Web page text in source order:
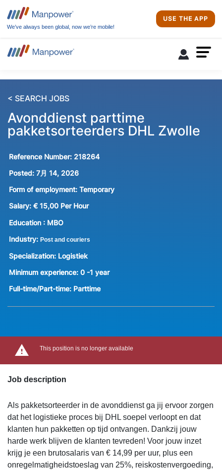
We’ve always been global, now we’re mobile!
USE THE APP
< SEARCH JOBS
Avonddienst parttime
pakketsorteerders DHL Zwolle
Reference Number: 218264
Posted: 7月 14, 2026
Form of employment: Temporary
Salary: € 15,00 Per Hour
Education : MBO
Industry: Post and couriers
Specialization: Logistiek
Minimum experience: 0 -1 year
Full-time/Part-time: Parttime
This position is no longer available
Job description
Als pakketsorteerder in de avonddienst ga jij ervoor zorgen
dat het logistieke proces bij DHL soepel verloopt en dat
klanten hun pakketten op tijd ontvangen. Dankzij jouw
harde werk blijven de klanten tevreden! Voor jouw inzet
krijg je een brutosalaris van € 14,99 per uur, plus een
onregelmatigheidstoeslag van 25%, reiskostenvergoeding,